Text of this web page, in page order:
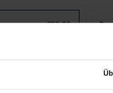
€59.00
delivery address, VAT may vary